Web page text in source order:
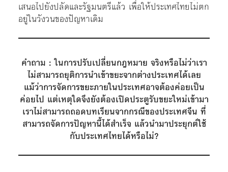
เสนอไปยังปลัดและรัฐมนตรีแล้ว เพื่อให้ประเทศไทยไม่ตก
อยู่ในวังวนของปัญหาเดิม
คำถาม : ในการปรับเปลี่ยนกฎหมาย จริงหรือไม่ว่าเรา
ไม่สามารถยุติการนำเข้าขยะจากต่างประเทศได้เลย
แม้ว่าการจัดการขยะภายในประเทศอาจต้องค่อยเป็น
ค่อยไป แต่เหตุใดจึงยังต้องเปิดประตูรับขยะใหม่เข้ามา
เราไม่สามารถถอดบทเรียนจากกรณีของประเทศจีน ที่
สามารถจัดการปัญหานี้ได้สำเร็จ แล้วนำมาประยุกต์ใช้
กับประเทศไทยได้หรือไม่?